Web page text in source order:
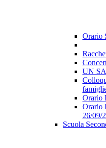
Orario
UN
Orario
Orario
26/09/
Scuola